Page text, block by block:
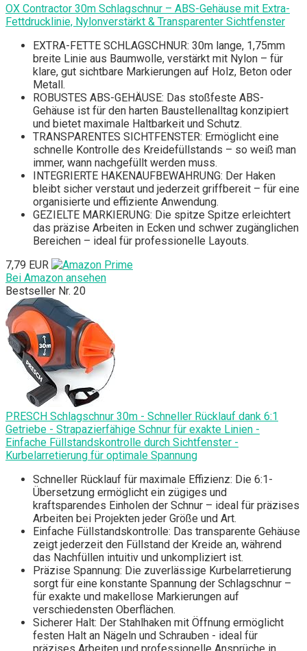
OX Contractor 30m Schlagschnur – ABS-Gehäuse mit Extra-
Fettdrucklinie, Nylonverstärkt & Transparenter Sichtfenster
EXTRA-FETTE SCHLAGSCHNUR: 30m lange, 1,75mm
breite Linie aus Baumwolle, verstärkt mit Nylon – für
klare, gut sichtbare Markierungen auf Holz, Beton oder
Metall.
ROBUSTES ABS-GEHÄUSE: Das stoßfeste ABS-
Gehäuse ist für den harten Baustellenalltag konzipiert
und bietet maximale Haltbarkeit und Schutz.
TRANSPARENTES SICHTFENSTER: Ermöglicht eine
schnelle Kontrolle des Kreidefüllstands – so weiß man
immer, wann nachgefüllt werden muss.
INTEGRIERTE HAKENAUFBEWAHRUNG: Der Haken
bleibt sicher verstaut und jederzeit griffbereit – für eine
organisierte und effiziente Anwendung.
GEZIELTE MARKIERUNG: Die spitze Spitze erleichtert
das präzise Arbeiten in Ecken und schwer zugänglichen
Bereichen – ideal für professionelle Layouts.
7,79 EUR
Bei Amazon ansehen
Bestseller Nr. 20
PRESCH Schlagschnur 30m - Schneller Rücklauf dank 6:1
Getriebe - Strapazierfähige Schnur für exakte Linien -
Einfache Füllstandskontrolle durch Sichtfenster -
Kurbelarretierung für optimale Spannung
Schneller Rücklauf für maximale Effizienz: Die 6:1-
Übersetzung ermöglicht ein zügiges und
kraftsparendes Einholen der Schnur – ideal für präzises
Arbeiten bei Projekten jeder Größe und Art.
Einfache Füllstandskontrolle: Das transparente Gehäuse
zeigt jederzeit den Füllstand der Kreide an, während
das Nachfüllen intuitiv und unkompliziert ist.
Präzise Spannung: Die zuverlässige Kurbelarretierung
sorgt für eine konstante Spannung der Schlagschnur –
für exakte und makellose Markierungen auf
verschiedensten Oberflächen.
Sicherer Halt: Der Stahlhaken mit Öffnung ermöglicht
festen Halt an Nägeln und Schrauben - ideal für